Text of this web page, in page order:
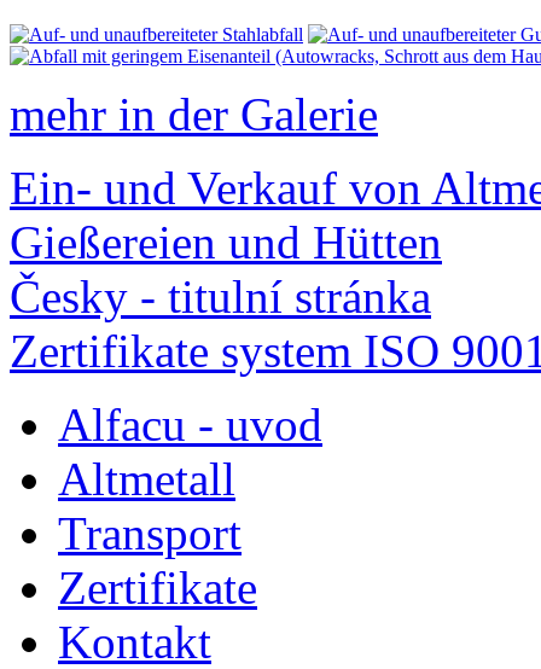
mehr in der Galerie
Ein- und Verkauf von
Gießereien und Hütten
Česky - titulní stránka
Zertifikate system ISO
Alfacu - uvod
Altmetall
Transport
Zertifikate
Kontakt